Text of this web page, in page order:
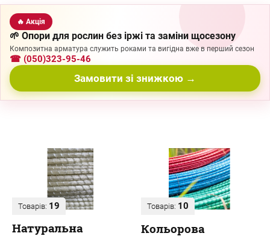
🔥 Акція
🌱 Опори для рослин без іржі та заміни щосезону
Композитна арматура служить роками та вигідна вже в перший сезон
☎ (050)323-95-46
Замовити зі знижкою →
Товарів: 19
Натуральна
Товарів: 10
Кольорова